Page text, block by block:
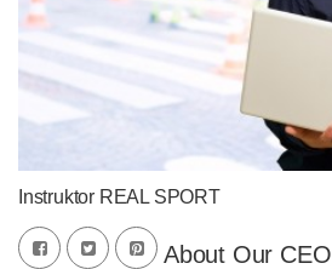
Instruktor REAL SPORT
About Our CEO